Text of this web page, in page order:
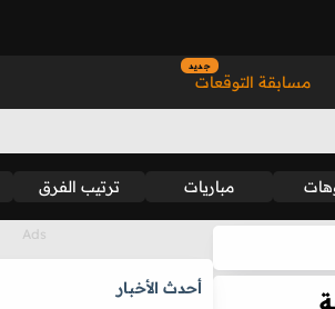
مسابقة التوقعات
جديد
مباريات ترتيب الفرق
أحدث الأخبار